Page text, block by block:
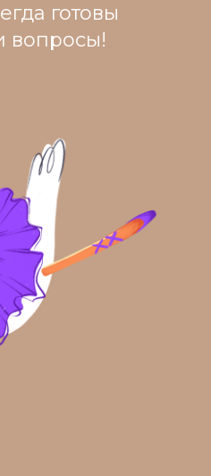
готовы
вопросы!